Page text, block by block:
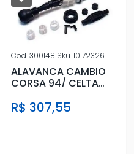
Cod.300148 Sku.10172326
ALAVANCA CAMBIO
CORSA 94/ CELTA
VECTRA 94/
R$ 307,55